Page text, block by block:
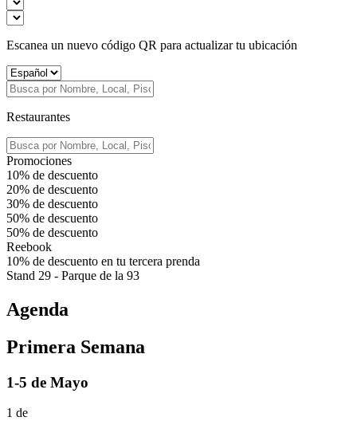
Escanea un nuevo código QR para actualizar tu ubicación
Restaurantes
Promociones
10% de descuento
20% de descuento
30% de descuento
50% de descuento
50% de descuento
Reebook
10% de descuento en tu tercera prenda
Stand 29 - Parque de la 93
Agenda
Primera Semana
1-5 de Mayo
1 de